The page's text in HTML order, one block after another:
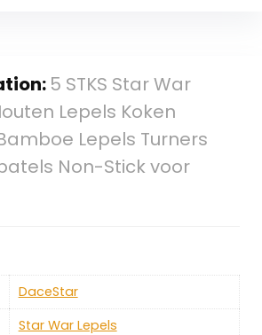
5 STKS Star War
Lepels Koken
Lepels Turners
Non-Stick voor
‎DaceStar
‎Star War Lepels